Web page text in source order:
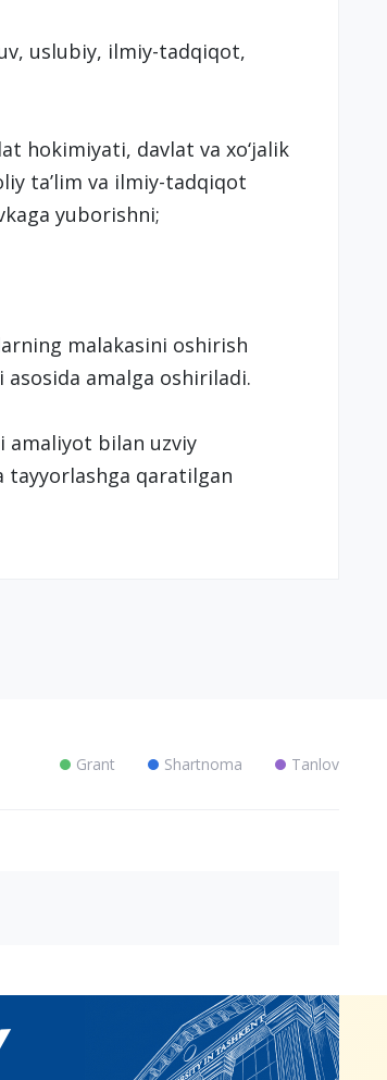
uslubiy, ilmiy-tadqiqot,
hokimiyati, davlat va xo‘jalik
ta’lim va ilmiy-tadqiqot
yuborishni;
malakasini oshirish
amalga oshiriladi.
amaliyot bilan uzviy
tayyorlashga qaratilgan
Grant Shartnoma Tanlov